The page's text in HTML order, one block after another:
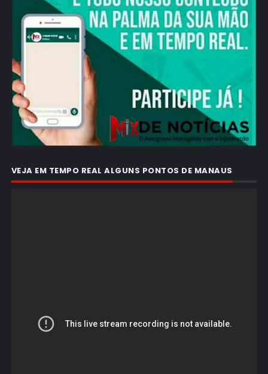
VEJA EM TEMPO REAL ALGUNS PONTOS DE MANAUS